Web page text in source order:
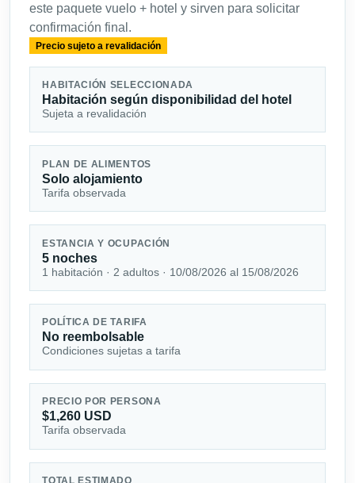
este paquete vuelo + hotel y sirven para solicitar
confirmación final.
Precio sujeto a revalidación
HABITACIÓN SELECCIONADA
Habitación según disponibilidad del hotel
Sujeta a revalidación
PLAN DE ALIMENTOS
Solo alojamiento
Tarifa observada
ESTANCIA Y OCUPACIÓN
5 noches
1 habitación · 2 adultos · 10/08/2026 al 15/08/2026
POLÍTICA DE TARIFA
No reembolsable
Condiciones sujetas a tarifa
PRECIO POR PERSONA
$1,260 USD
Tarifa observada
TOTAL ESTIMADO